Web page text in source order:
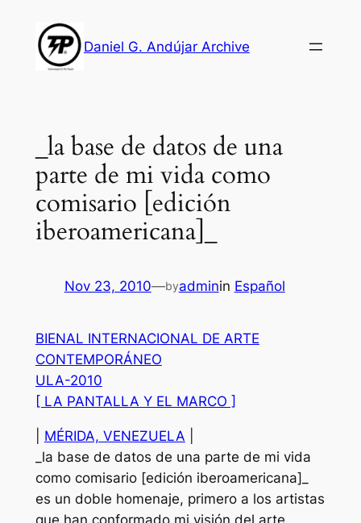
content
Daniel G. Andújar Archive
_la base de datos de una
parte de mi vida como
comisario [edición
iberoamericana]_
Nov 23, 2010—byadminin Español
BIENAL INTERNACIONAL DE ARTE
CONTEMPORÁNEO
ULA-2010
[ LA PANTALLA Y EL MARCO ]
MÉRIDA, VENEZUELA
_la base de datos de una parte de mi vida
como comisario [edición iberoamericana]_
es un doble homenaje, primero a los artistas